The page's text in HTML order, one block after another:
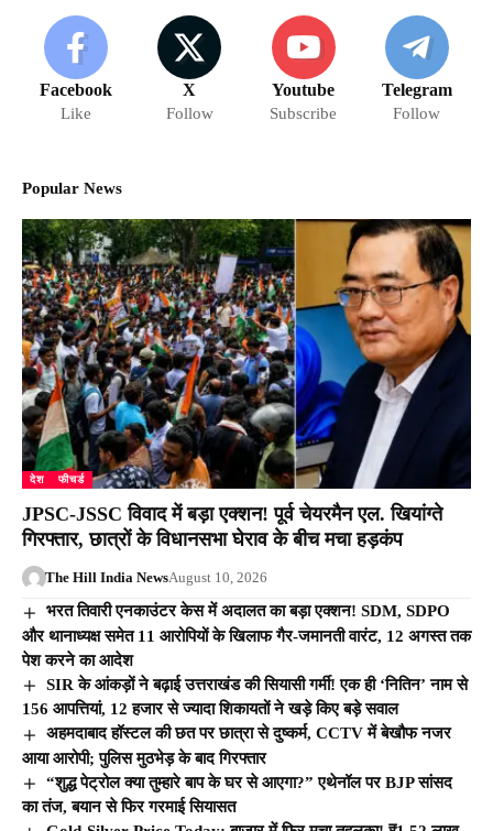
Facebook
Like
X
Follow
Youtube
Subscribe
Telegram
Follow
Popular News
देश फीचर्ड
JPSC-JSSC विवाद में बड़ा एक्शन! पूर्व चेयरमैन एल. खियांग्ते
गिरफ्तार, छात्रों के विधानसभा घेराव के बीच मचा हड़कंप
The Hill India NewsAugust 10, 2026
भरत तिवारी एनकाउंटर केस में अदालत का बड़ा एक्शन! SDM, SDPO
और थानाध्यक्ष समेत 11 आरोपियों के खिलाफ गैर-जमानती वारंट, 12 अगस्त तक
पेश करने का आदेश
SIR के आंकड़ों ने बढ़ाई उत्तराखंड की सियासी गर्मी! एक ही ‘नितिन’ नाम से
156 आपत्तियां, 12 हजार से ज्यादा शिकायतों ने खड़े किए बड़े सवाल
अहमदाबाद हॉस्टल की छत पर छात्रा से दुष्कर्म, CCTV में बेखौफ नजर
आया आरोपी; पुलिस मुठभेड़ के बाद गिरफ्तार
“शुद्ध पेट्रोल क्या तुम्हारे बाप के घर से आएगा?” एथेनॉल पर BJP सांसद
का तंज, बयान से फिर गरमाई सियासत